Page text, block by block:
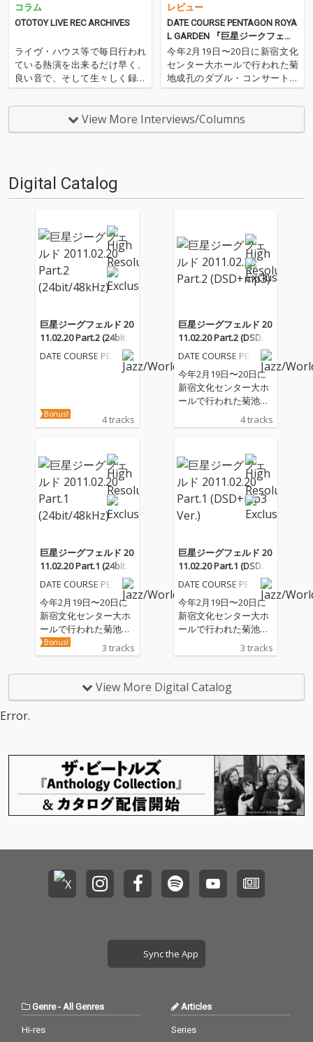
コラム
OTOTOY LIVE REC ARCHIVES
ライヴ・ハウス等で毎日行われ
ている熱演を出来るだけ早く、
良い音で、そして生々しく録音
し配信する事を目的として始め
たOTOTOYのLIVE RECシリー
ズ。アーティストだけでなく、
Sound & Recording Magazine
レビュー
DATE COURSE PENTAGON ROYA
L GARDEN 『巨星ジークフェル
ド 2011.02.20』
今年2月19日〜20日に新宿文化
センター大ホールで行われた菊
地成孔のダブル・コンサートの
模様をDSD音源でお届け! 「同一
の呪法による二つの儀式～菊地
成孔と菊地成孔によるダブルコ
ンサート」と名付けられた2DAY
View More Interviews/Columns
Digital Catalog
巨星ジーグフェルド 20
11.02.20 Part.2 (24bit/4
8kHz)
DATE COURSE PEN
Bonus! 4 tracks
巨星ジーグフェルド 20
11.02.20 Part.2 (DSD+
mp3)
DATE COURSE PEN
RDEN
今年2月19日〜20日に
新宿文化センター大ホ
ールで行われた菊池成
孔のダブル・コンサー
トの模様をDSD音源で
フェスタでの復活第2
弾のLIVE音源が好調な
新生DATE COURSE PE
NTAGON ROYAL GARD
ENの音源が先行でリリ
ース。2日連続でホー
落とし込んだ濃密な時
間をDSD音源で再現さ
れています。
4 tracks
巨星ジーグフェルド 20
11.02.20 Part.1 (24bit/4
8kHz)
DATE COURSE PEN
RDEN
今年2月19日〜20日に
新宿文化センター大ホ
ールで行われた菊池成
孔のダブル・コンサー
トの模様をDSD音源で
フェスタでの復活第2
弾のLIVE音源が好調な
ル中を熱狂の渦の中へ
落とし込んだ濃密な時
間をDSD音源で再現さ
れています。
Bonus! 3 tracks
巨星ジーグフェルド 20
11.02.20 Part.1 (DSD+
mp3 Ver.)
DATE COURSE PEN
RDEN
今年2月19日〜20日に
新宿文化センター大ホ
ールで行われた菊池成
孔のダブル・コンサー
トの模様をDSD音源で
フェスタでの復活第2
弾のLIVE音源が好調な
ル中を熱狂の渦の中へ
落とし込んだ濃密な時
間をDSD音源で再現さ
れています。
3 tracks
View More Digital Catalog
Error.
Sync the App
Genre- All Genres
Hi-res
Articles
Series